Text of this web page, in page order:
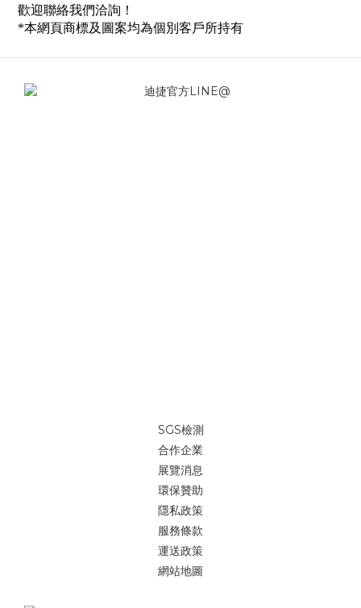
歡迎聯絡我們洽詢！
*本網頁商標及圖案均為個別客戶所持有
SGS檢測
合作企業
展覽消息
環保贊助
隱私政策
服務條款
運送政策
網站地圖